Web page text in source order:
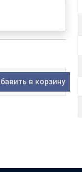
в корзину